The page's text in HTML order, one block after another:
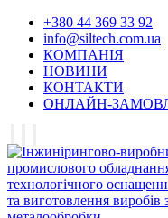
+380 44 369 33 92
info@siltech.com.ua
КОМПАНІЯ
НОВИНИ
КОНТАКТИ
ОНЛАЙН-